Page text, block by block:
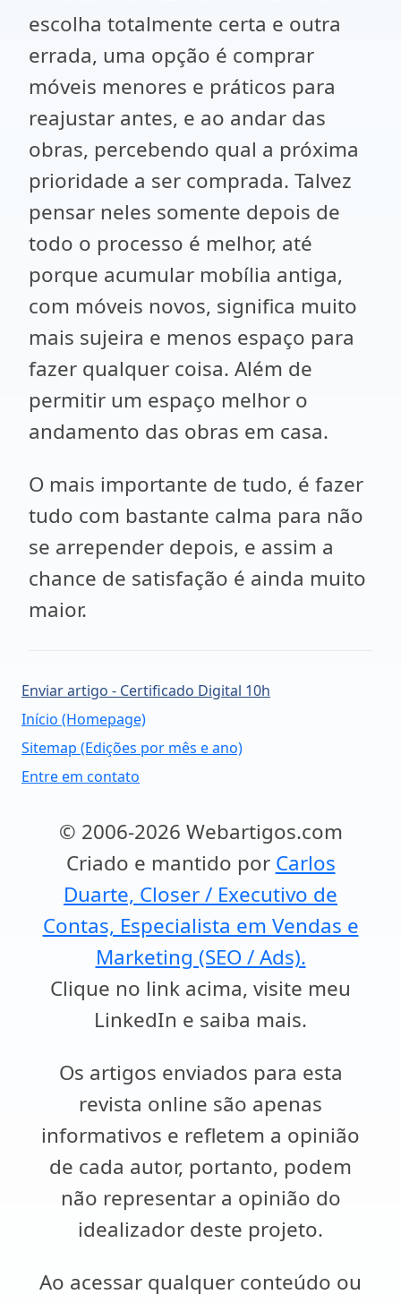
escolha totalmente certa e outra
errada, uma opção é comprar
móveis menores e práticos para
reajustar antes, e ao andar das
obras, percebendo qual a próxima
prioridade a ser comprada. Talvez
pensar neles somente depois de
todo o processo é melhor, até
porque acumular mobília antiga,
com móveis novos, significa muito
mais sujeira e menos espaço para
fazer qualquer coisa. Além de
permitir um espaço melhor o
andamento das obras em casa.
O mais importante de tudo, é fazer
tudo com bastante calma para não
se arrepender depois, e assim a
chance de satisfação é ainda muito
maior.
Enviar artigo - Certificado Digital 10h
Início (Homepage)
Sitemap (Edições por mês e ano)
Entre em contato
© 2006-2026 Webartigos.com
Criado e mantido por Carlos
Duarte, Closer / Executivo de
Contas, Especialista em Vendas e
Marketing (SEO / Ads).
Clique no link acima, visite meu
LinkedIn e saiba mais.
Os artigos enviados para esta
revista online são apenas
informativos e refletem a opinião
de cada autor, portanto, podem
não representar a opinião do
idealizador deste projeto.
Ao acessar qualquer conteúdo ou